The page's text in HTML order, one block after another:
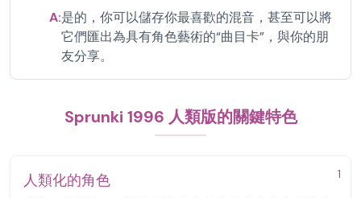
A:是的，你可以儲存你最喜歡的混音，甚至可以將
它們匯出為具有角色藝術的“曲目卡”，與你的朋
友分享。
Sprunki 1996 人類版的關鍵特色
1
人類化的角色